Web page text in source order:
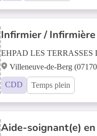
Infirmier / Infirmière
EHPAD LES TERRASSES
Villeneuve-de-Berg
CDD Temps plein
Aide-soignant(e) en